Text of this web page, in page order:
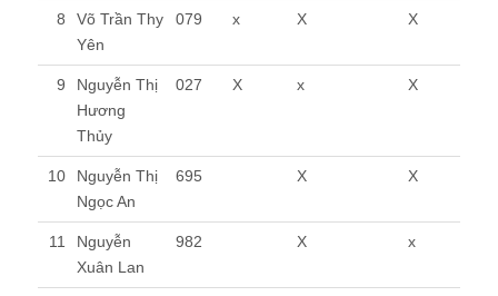
8
Võ Trần Thy
Yên
079 x X X
9
Nguyễn Thị
Hương
Thủy
027 X x X
10
Nguyễn Thị
Ngọc An
695 X X
11
Nguyễn
Xuân Lan
982 X x